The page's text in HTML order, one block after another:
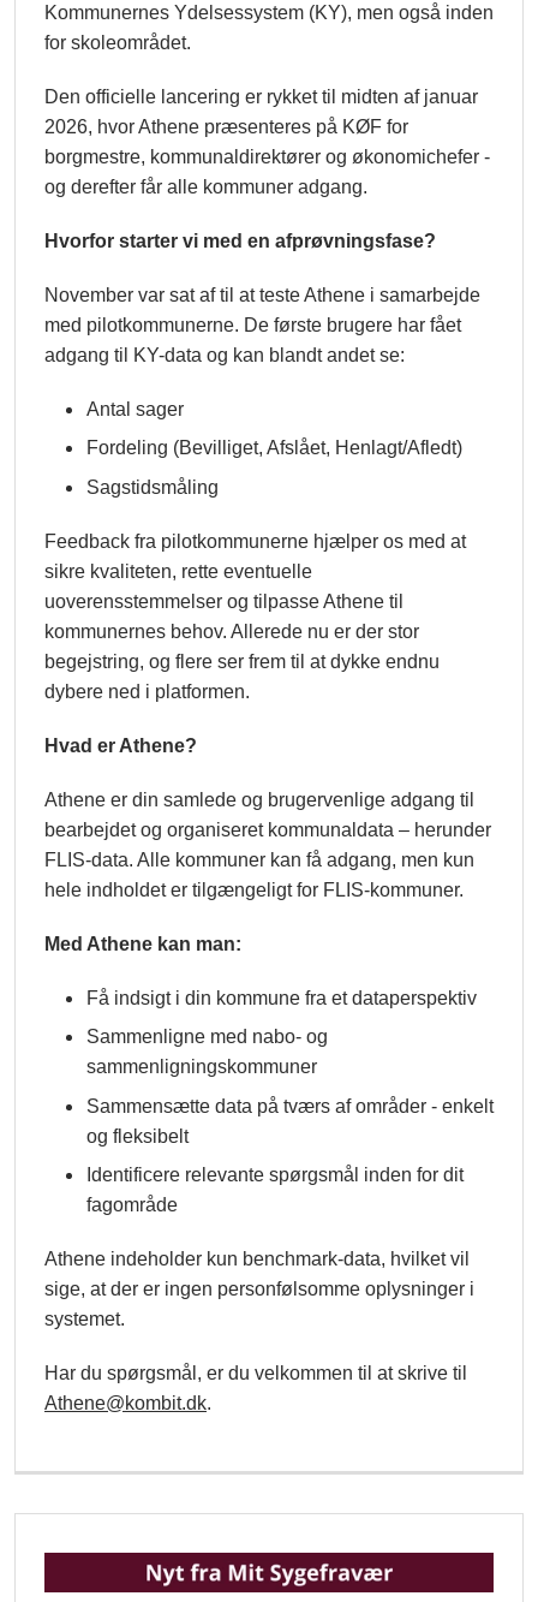
Kommunernes Ydelsessystem (KY), men også inden
for skoleområdet.
Den officielle lancering er rykket til midten af januar
2026, hvor Athene præsenteres på KØF for
borgmestre, kommunaldirektører og økonomichefer -
og derefter får alle kommuner adgang.
Hvorfor starter vi med en afprøvningsfase?
November var sat af til at teste Athene i samarbejde
med pilotkommunerne. De første brugere har fået
adgang til KY-data og kan blandt andet se:
Antal sager
Fordeling (Bevilliget, Afslået, Henlagt/Afledt)
Sagstidsmåling
Feedback fra pilotkommunerne hjælper os med at
sikre kvaliteten, rette eventuelle
uoverensstemmelser og tilpasse Athene til
kommunernes behov. Allerede nu er der stor
begejstring, og flere ser frem til at dykke endnu
dybere ned i platformen.
Hvad er Athene?
Athene er din samlede og brugervenlige adgang til
bearbejdet og organiseret kommunaldata – herunder
FLIS-data. Alle kommuner kan få adgang, men kun
hele indholdet er tilgængeligt for FLIS-kommuner.
Med Athene kan man:
Få indsigt i din kommune fra et dataperspektiv
Sammenligne med nabo- og
sammenligningskommuner
Sammensætte data på tværs af områder - enkelt
og fleksibelt
Identificere relevante spørgsmål inden for dit
fagområde
Athene indeholder kun benchmark-data, hvilket vil
sige, at der er ingen personfølsomme oplysninger i
systemet.
Har du spørgsmål, er du velkommen til at skrive til
Athene@kombit.dk.